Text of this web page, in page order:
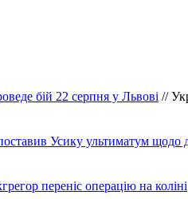
бій 22 серпня у Львові //
Усику ультиматум щодо
переніс операцію на коліні